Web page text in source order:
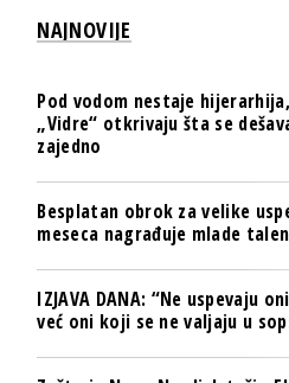
NAJNOVIJE
Pod vodom nestaje
„Vidre“ otkrivaju šta se
zajedno
Besplatan obrok za velike
meseca nagrađuje mlade
IZJAVA DANA: “Ne uspevaju
već oni koji se ne valjaju u